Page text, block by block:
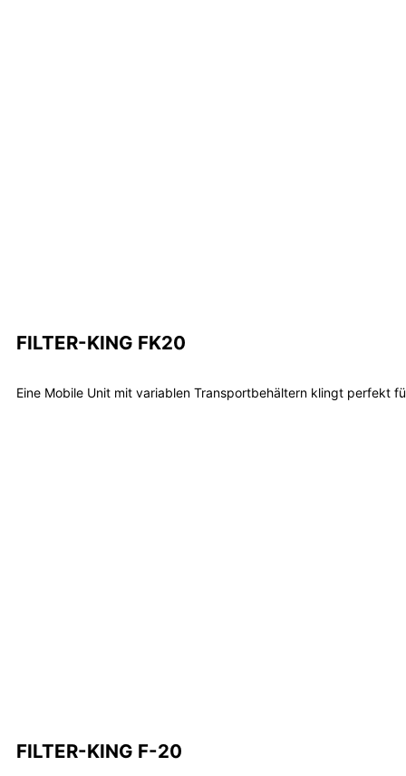
FILTER-KING FK20
Eine Mobile Unit mit variablen Transportbehältern klingt perfekt
FILTER-KING F-20